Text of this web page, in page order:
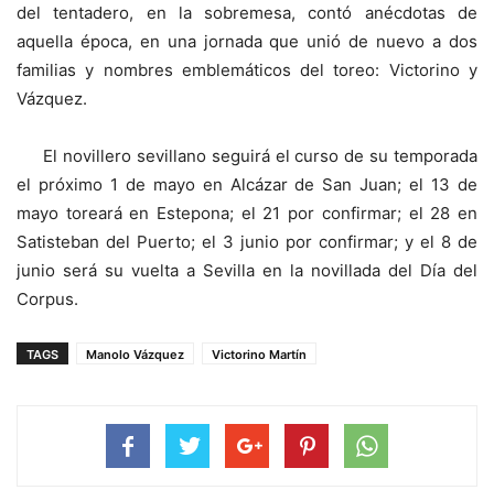
del tentadero, en la sobremesa, contó anécdotas de
aquella época, en una jornada que unió de nuevo a dos
familias y nombres emblemáticos del toreo: Victorino y
Vázquez.
El novillero sevillano seguirá el curso de su temporada
el próximo 1 de mayo en Alcázar de San Juan; el 13 de
mayo toreará en Estepona; el 21 por confirmar; el 28 en
Satisteban del Puerto; el 3 junio por confirmar; y el 8 de
junio será su vuelta a Sevilla en la novillada del Día del
Corpus.
TAGS Manolo Vázquez Victorino Martín